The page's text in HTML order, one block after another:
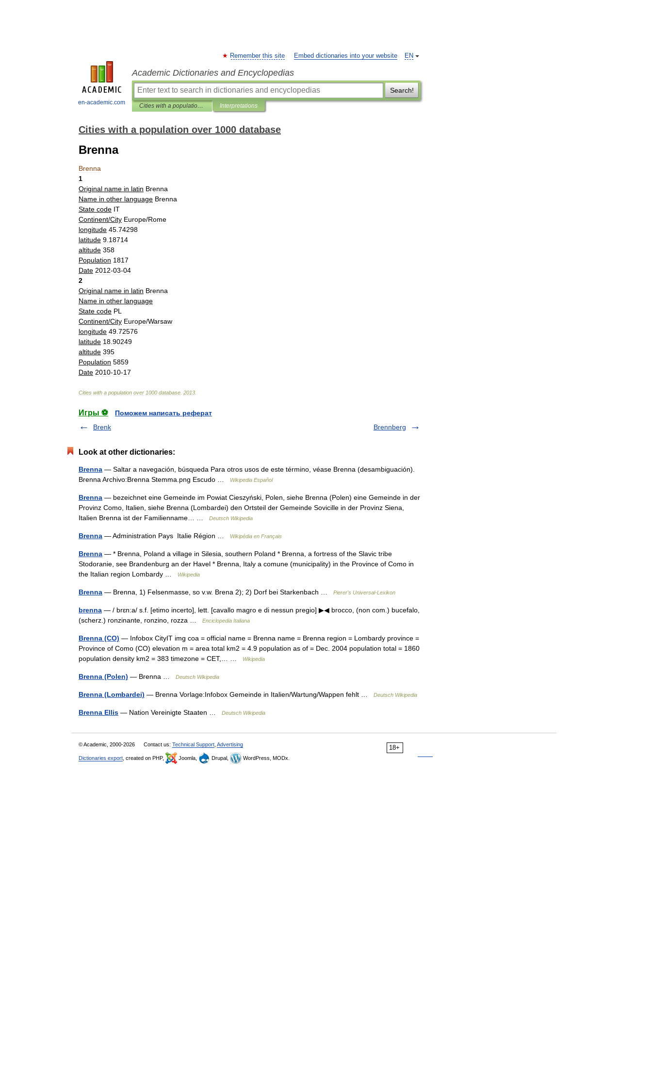
en-academic.com
EN
Remember this site Embed dictionaries into your website
Academic Dictionaries and Encyclopedias
Search!
Cities with a population over 1000 database Interpretations
Cities with a population over 1000 database
Brenna
Brenna
1
Original name in latin Brenna
Name in other language Brenna
State code IT
Continent/City Europe/Rome
longitude 45 74298
latitude 9 18714
altitude 358
Population 1817
Date 2012-03-04
2
Original name in latin Brenna
Name in other language
State code PL
Continent/City Europe/Warsaw
longitude 49 72576
latitude 18 90249
altitude 395
Population 5859
Date 2010-10-17
Cities with a population over 1000 database 2013
Игры ⚽
Поможем написать реферат
Brenk
Brennberg
Look at other dictionaries:
Brenna — Saltar a navegación, búsqueda Para otros usos de este término, véase Brenna (desambiguación).
Brenna Archivo:Brenna Stemma.png Escudo …
Wikipedia Español
Brenna — bezeichnet eine Gemeinde im Powiat Cieszyński, Polen, siehe Brenna (Polen) eine Gemeinde in der
Provinz Como, Italien, siehe Brenna (Lombardei) den Ortsteil der Gemeinde Sovicille in der Provinz Siena,
Italien Brenna ist der Familienname… …
Deutsch Wikipedia
Brenna — Administration Pays Italie Région … Wikipédia en Français
Brenna — * Brenna, Poland a village in Silesia, southern Poland * Brenna, a fortress of the Slavic tribe
Stodoranie, see Brandenburg an der Havel * Brenna, Italy a comune (municipality) in the Province of Como in
the Italian region Lombardy …
Wikipedia
Brenna — Brenna, 1) Felsenmasse, so v.w. Brena 2); 2) Dorf bei Starkenbach … Pierer's Universal-Lexikon
brenna — / brɛn:a/ s.f. [etimo incerto], lett. [cavallo magro e di nessun pregio] ▶◀ brocco, (non com.) bucefalo,
(scherz.) ronzinante, ronzino, rozza …
Enciclopedia Italiana
Brenna (CO) — Infobox CityIT img coa = official name = Brenna name = Brenna region = Lombardy province =
Province of Como (CO) elevation m = area total km2 = 4.9 population as of = Dec. 2004 population total = 1860
population density km2 = 383 timezone = CET,… …
Wikipedia
Brenna (Polen) — Brenna … Deutsch Wikipedia
Brenna (Lombardei) — Brenna Vorlage:Infobox Gemeinde in Italien/Wartung/Wappen fehlt … Deutsch Wikipedia
Brenna Ellis — Nation Vereinigte Staaten … Deutsch Wikipedia
18+
© Academic, 2000-2026 Contact us: Technical Support Advertising
Dictionaries export , created on PHP, Joomla, Drupal, WordPress, MODx.